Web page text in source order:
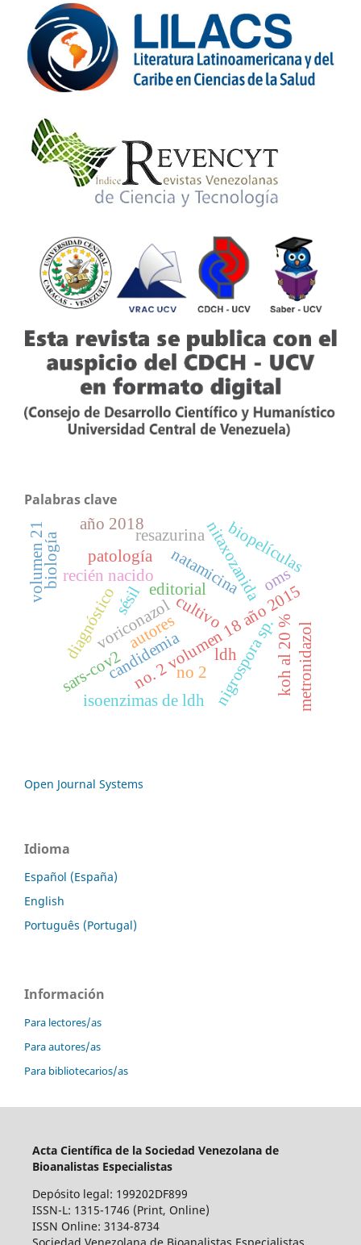
Palabras clave
editorial
no. 2 volumen 18 año 2015
candidemia
recién nacido
nigrospora sp.
cultivo
koh al 20 %
voriconazol
natamicina
ldh
isoenzimas de ldh
biología
metronidazol
nitaxozanida
diagnóstico
patología
autores
biopelículas
sésil
resazurina
volumen 21
no 2
año 2018
sars-cov2
oms
Open Journal Systems
Idioma
Español (España)
English
Português (Portugal)
Información
Para lectores/as
Para autores/as
Para bibliotecarios/as
Acta Científica de la Sociedad Venezolana de
Bioanalistas Especialistas
Depósito legal: 199202DF899
ISSN-L: 1315-1746 (Print, Online)
ISSN Online: 3134-8734